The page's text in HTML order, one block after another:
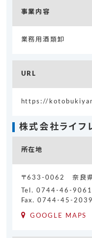
事業内容
業務用酒類卸
URL
https://
株式会社ライフ
所在地
〒633-0062 奈良
Tel.0744-46-9061
Fax. 0744-45-2039
GOOGLE MAPS